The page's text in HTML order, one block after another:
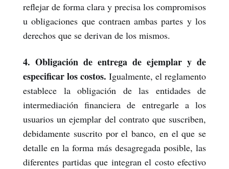
reflejar de forma clara y precisa los compromisos
u obligaciones que contraen ambas partes y los
derechos que se derivan de los mismos.
4. Obligación de entrega de ejemplar y de
especificar los costos. Igualmente, el reglamento
establece la obligación de las entidades de
intermediación financiera de entregarle a los
usuarios un ejemplar del contrato que suscriben,
debidamente suscrito por el banco, en el que se
detalle en la forma más desagregada posible, las
diferentes partidas que integran el costo efectivo